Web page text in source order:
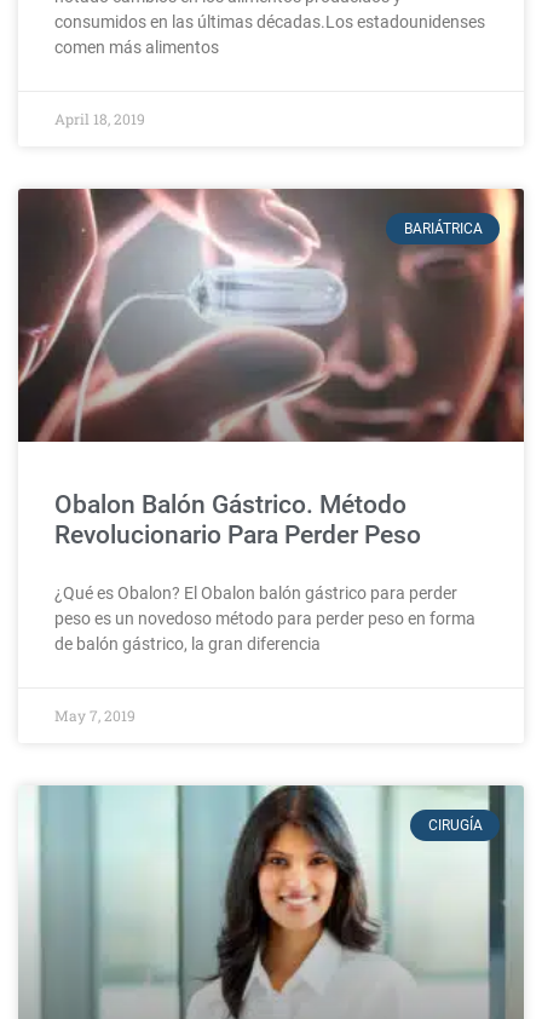
consumidos en las últimas décadas.Los estadounidenses
comen más alimentos
April 18, 2019
BARIÁTRICA
Obalon Balón Gástrico. Método
Revolucionario Para Perder Peso
¿Qué es Obalon? El Obalon balón gástrico para perder
peso es un novedoso método para perder peso en forma
de balón gástrico, la gran diferencia
May 7, 2019
CIRUGÍA